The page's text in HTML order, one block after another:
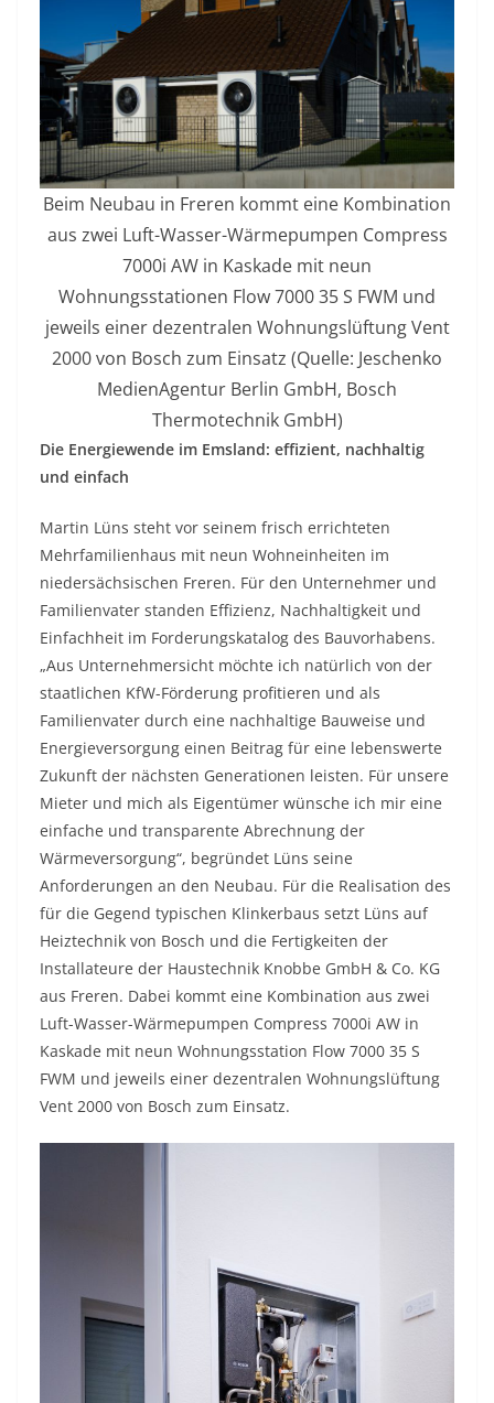
Beim Neubau in Freren kommt eine Kombination
aus zwei Luft-Wasser-Wärmepumpen Compress
7000i AW in Kaskade mit neun
Wohnungsstationen Flow 7000 35 S FWM und
jeweils einer dezentralen Wohnungslüftung Vent
2000 von Bosch zum Einsatz (Quelle: Jeschenko
MedienAgentur Berlin GmbH, Bosch
Thermotechnik GmbH)
Die Energiewende im Emsland: effizient, nachhaltig
und einfach
Martin Lüns steht vor seinem frisch errichteten
Mehrfamilienhaus mit neun Wohneinheiten im
niedersächsischen Freren. Für den Unternehmer und
Familienvater standen Effizienz, Nachhaltigkeit und
Einfachheit im Forderungskatalog des Bauvorhabens.
„Aus Unternehmersicht möchte ich natürlich von der
staatlichen KfW-Förderung profitieren und als
Familienvater durch eine nachhaltige Bauweise und
Energieversorgung einen Beitrag für eine lebenswerte
Zukunft der nächsten Generationen leisten. Für unsere
Mieter und mich als Eigentümer wünsche ich mir eine
einfache und transparente Abrechnung der
Wärmeversorgung“, begründet Lüns seine
Anforderungen an den Neubau. Für die Realisation des
für die Gegend typischen Klinkerbaus setzt Lüns auf
Heiztechnik von Bosch und die Fertigkeiten der
Installateure der Haustechnik Knobbe GmbH & Co. KG
aus Freren. Dabei kommt eine Kombination aus zwei
Luft-Wasser-Wärmepumpen Compress 7000i AW in
Kaskade mit neun Wohnungsstation Flow 7000 35 S
FWM und jeweils einer dezentralen Wohnungslüftung
Vent 2000 von Bosch zum Einsatz.